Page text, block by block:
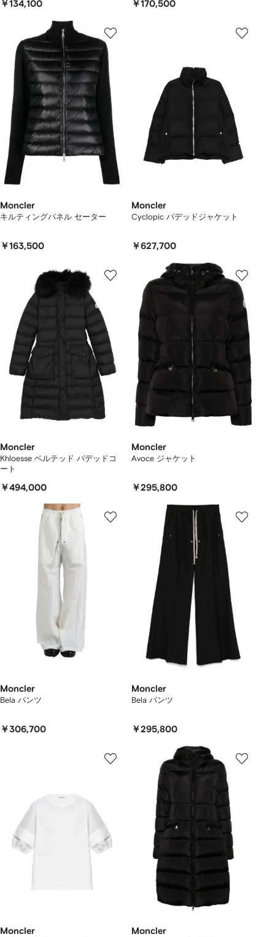
￥134,100 ￥170,500
Moncler
キルティングパネル セーター
￥163,500
Moncler
Cyclopic パデッドジャケット
￥627,700
Moncler
Khloesse ベルテッド パデッドコ
ート
￥494,000
Moncler
Avoce ジャケット
￥295,800
Moncler
Bela パンツ
￥306,700
Moncler
Bela パンツ
￥295,800
Moncler Moncler